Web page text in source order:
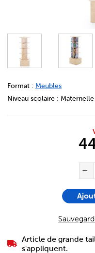
DETAILS
https://
Format : Meubles
Niveau scolaire :
Article de grande
s'appliquent.